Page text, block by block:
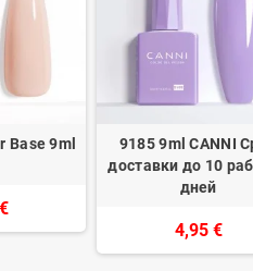
Base 9ml
9185 9ml CANNI
доставки до 10
дней
4,95 €